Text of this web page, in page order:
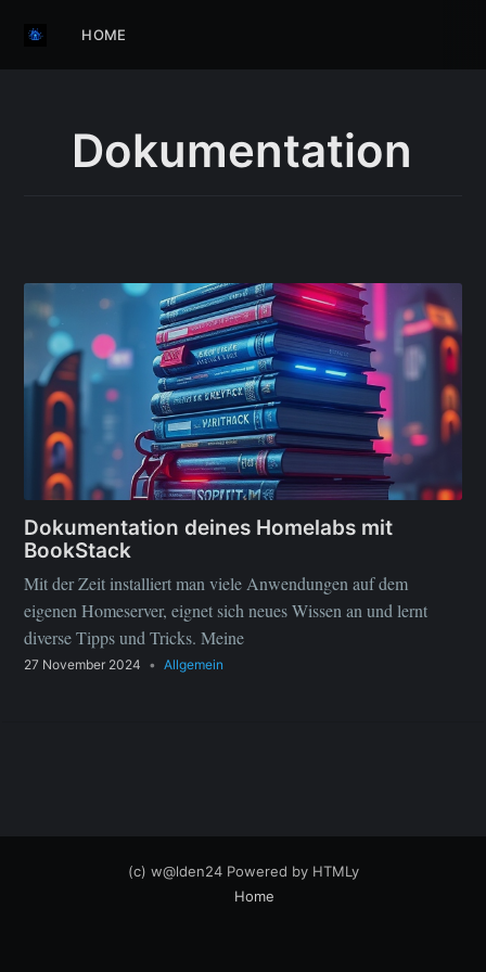
HOME
Dokumentation
Dokumentation deines Homelabs mit
BookStack
Mit der Zeit installiert man viele Anwendungen auf dem
eigenen Homeserver, eignet sich neues Wissen an und lernt
diverse Tipps und Tricks. Meine
27 November 2024 • Allgemein
(c) w@lden24 Powered by HTMLy
Home